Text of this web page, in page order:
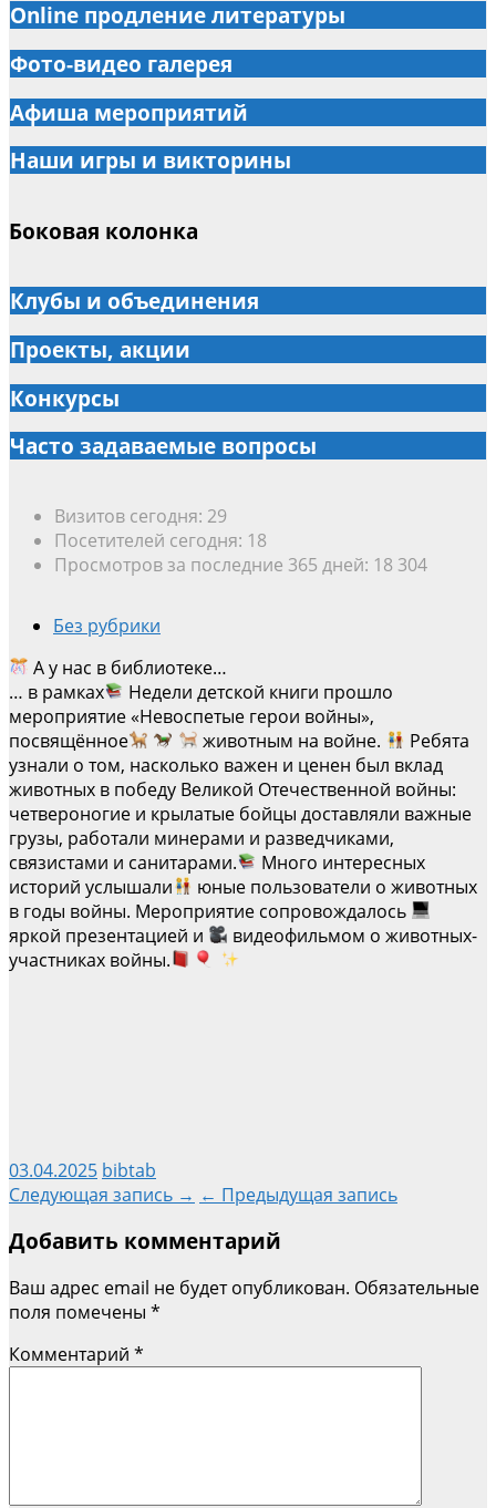
Online продление литературы
Фото-видео галерея
Афиша мероприятий
Наши игры и викторины
Боковая колонка
Клубы и объединения
Проекты, акции
Конкурсы
Часто задаваемые вопросы
Визитов сегодня: 29
Посетителей сегодня: 18
Просмотров за последние 365 дней: 18 304
Без рубрики
А у нас в библиотеке…
… в рамках
Недели детской книги прошло
мероприятие «Невоспетые герои войны»,
посвящённое
животным на войне.
Ребята
узнали о том, насколько важен и ценен был вклад
животных в победу Великой Отечественной войны:
четвероногие и крылатые бойцы доставляли важные
грузы, работали минерами и разведчиками,
связистами и санитарами.
Много интересных
историй услышали
юные пользователи о животных
в годы войны. Мероприятие сопровождалось
яркой презентацией и
видеофильмом о животных-
участниках войны.
03.04.2025 bibtab
Навигация
по
записям
Следующая запись → ← Предыдущая запись
Добавить комментарий
Ваш адрес email не будет опубликован. Обязательные
поля помечены *
Комментарий *